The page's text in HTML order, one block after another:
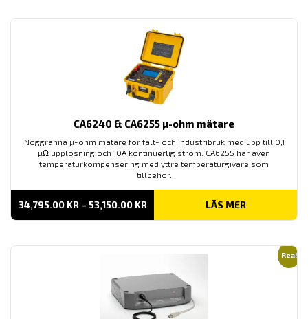
CA6240 & CA6255 µ-ohm mätare
Noggranna µ-ohm mätare för fält- och industribruk med upp till 0,1
µΩ upplösning och 10A kontinuerlig ström. CA6255 har även
temperaturkompensering med yttre temperaturgivare som
tillbehör.
34,795.00 KR – 53,150.00 KRPRISINTERVALL:
TILL
LÄS MER
Rea!